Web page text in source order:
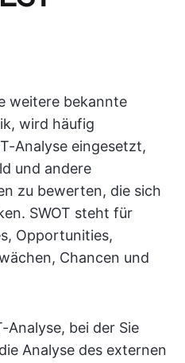
weitere bekannte
wird häufig
Analyse eingesetzt,
und andere
zu bewerten, die sich
SWOT steht für
Opportunities,
Chancen und
Analyse, bei der Sie
Analyse des externen